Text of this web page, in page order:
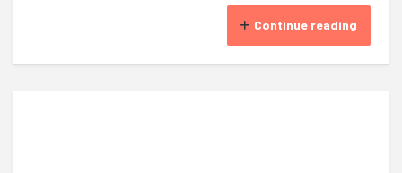
Continue reading